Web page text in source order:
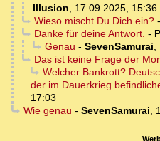
Illusion, 17.09.2025, 15:36
Wieso mischt Du Dich ein?-
Danke für deine Antwort. -
Genau - SevenSamurai,
Das ist keine Frage der
Welcher Bankrott?
der im Dauerkrieg
17:03
Wie genau - SevenSamurai,